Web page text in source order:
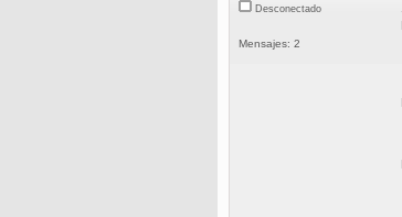
Desconectado
Mensajes: 2